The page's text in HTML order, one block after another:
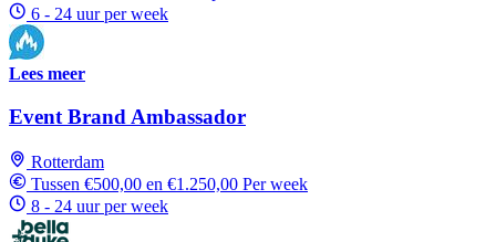
6 - 24 uur per week
Lees meer
Event Brand Ambassador
Rotterdam
Tussen €500,00 en €1.250,00 Per week
8 - 24 uur per week